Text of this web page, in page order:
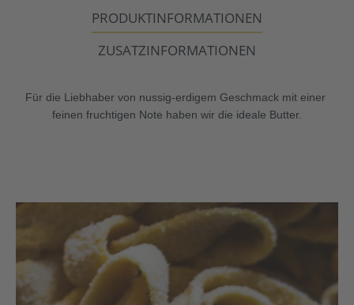
PRODUKTINFORMATIONEN
ZUSATZINFORMATIONEN
Für die Liebhaber von nussig-erdigem Geschmack mit einer
feinen fruchtigen Note haben wir die ideale Butter.